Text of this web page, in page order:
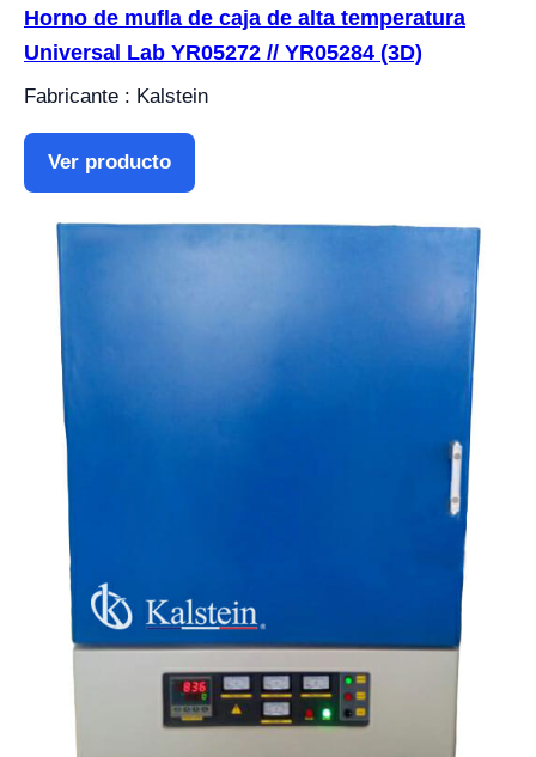
Horno de mufla de caja de alta temperatura
Universal Lab YR05272 // YR05284 (3D)
Fabricante : Kalstein
Ver producto